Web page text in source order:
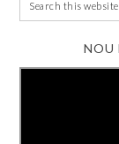
NOU